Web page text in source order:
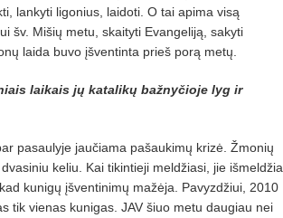
lankyti ligonius, laidoti. O tai apima visą
šv. Mišių metu, skaityti Evangeliją, sakyti
laida buvo įšventinta prieš porą metų.
laikais jų katalikų bažnyčioje lyg ir
pasaulyje jaučiama pašaukimų krizė. Žmonių
keliu. Kai tikintieji meldžiasi, jie išmeldžia
kunigų įšventinimų mažėja. Pavyzdžiui, 2010
tik vienas kunigas. JAV šiuo metu daugiau nei